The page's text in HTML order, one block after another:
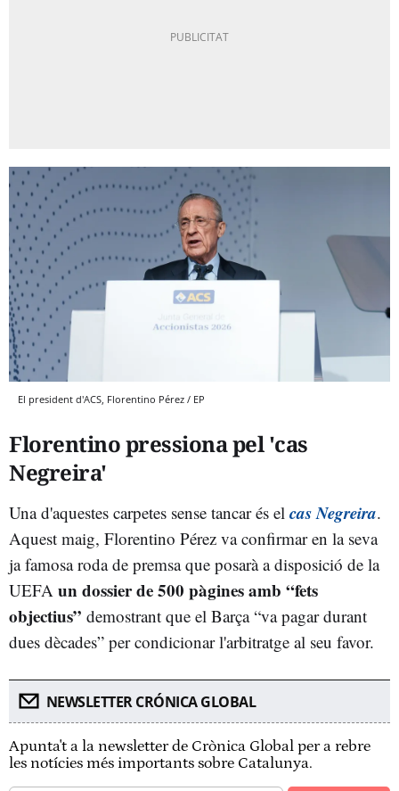
El president d'ACS, Florentino Pérez / EP
Florentino pressiona pel 'cas
Negreira'
Una d'aquestes carpetes sense tancar és el cas Negreira.
Aquest maig, Florentino Pérez va confirmar en la seva
ja famosa roda de premsa que posarà a disposició de la
UEFA un dossier de 500 pàgines amb “fets
objectius” demostrant que el Barça “va pagar durant
dues dècades” per condicionar l'arbitratge al seu favor.
NEWSLETTER CRÓNICA GLOBAL
Apunta't a la newsletter de Crònica Global per a rebre
les notícies més importants sobre Catalunya.